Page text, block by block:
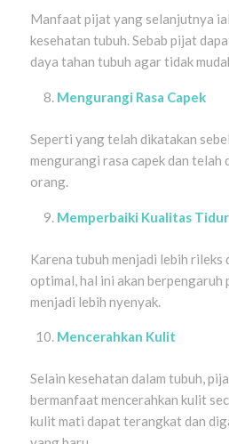
Manfaat pijat yang selanjutnya
kesehatan tubuh. Sebab pijat
daya tahan tubuh agar tidak
Mengurangi Rasa Capek
Seperti yang telah dikatakan
mengurangi rasa capek dan telah
orang.
Memperbaiki Kualitas Tidur
Karena tubuh menjadi lebih rileks
optimal, hal ini akan
menjadi lebih nyenyak.
Mencerahkan Kulit
Selain kesehatan dalam tubuh,
bermanfaat mencerahkan kulit
kulit mati dapat terangkat dan